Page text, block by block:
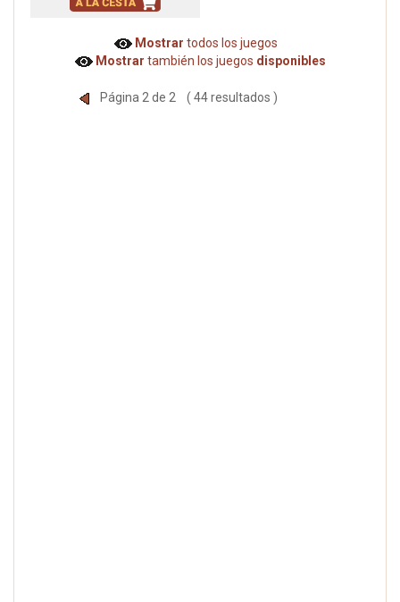
Mostrar todos los juegos
Mostrar también los juegos disponibles
Página 2 de 2 ( 44 resultados )